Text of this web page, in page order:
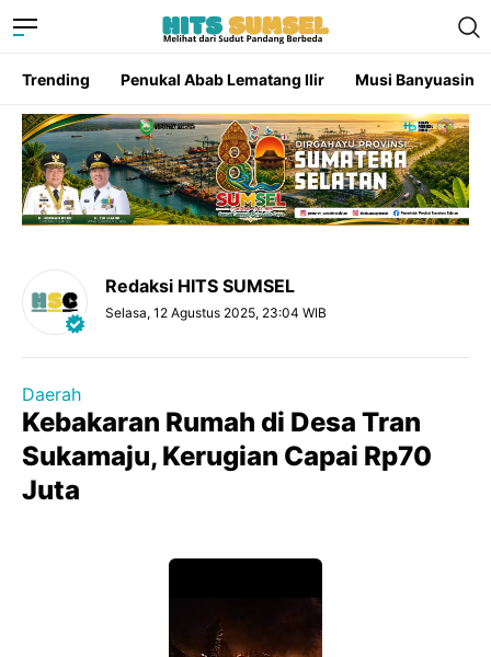
Trending Penukal Abab Lematang Ilir Musi Banyuasin
Redaksi HITS SUMSEL
Selasa, 12 Agustus 2025, 23:04 WIB
Daerah
Kebakaran Rumah di Desa Tran
Sukamaju, Kerugian Capai Rp70
Juta